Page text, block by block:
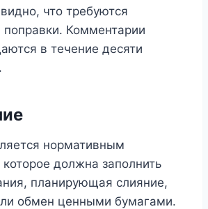
что требуются
Комментарии
в течение десяти
нормативным
должна заполнить
планирующая слияние,
обмен ценными бумагами.